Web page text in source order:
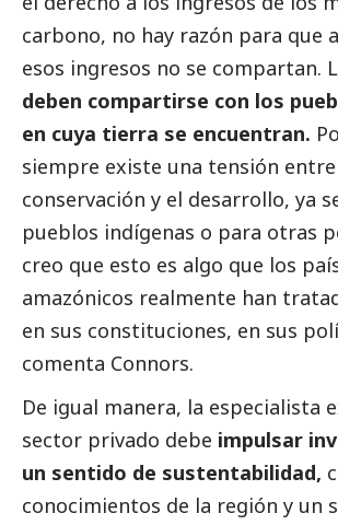
carbono, no hay razón para que
esos ingresos no se compartan.
deben compartirse con los
en cuya tierra se encuentran.
siempre existe una tensión
conservación y el desarrollo, ya
pueblos indígenas o para otras
creo que esto es algo que los
amazónicos realmente han
en sus constituciones, en sus
comenta Connors.
De igual manera, la especialista
sector privado debe impulsar
un sentido de sustentabilidad,
conocimientos de la región y un